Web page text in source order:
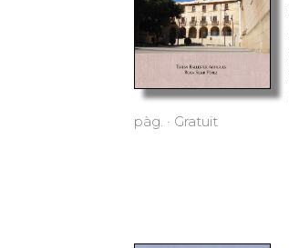
pàg. · Gratuït